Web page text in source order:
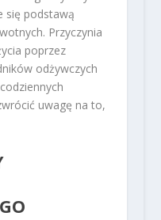
się podstawą
Przyczynia
poprzez
odżywczych
uwagę na to,